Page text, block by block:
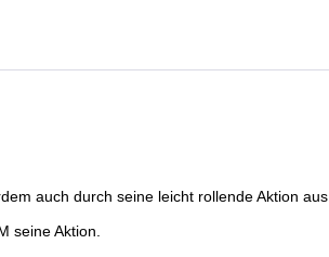
auch durch seine leicht rollende Aktion aus.
seine Aktion.